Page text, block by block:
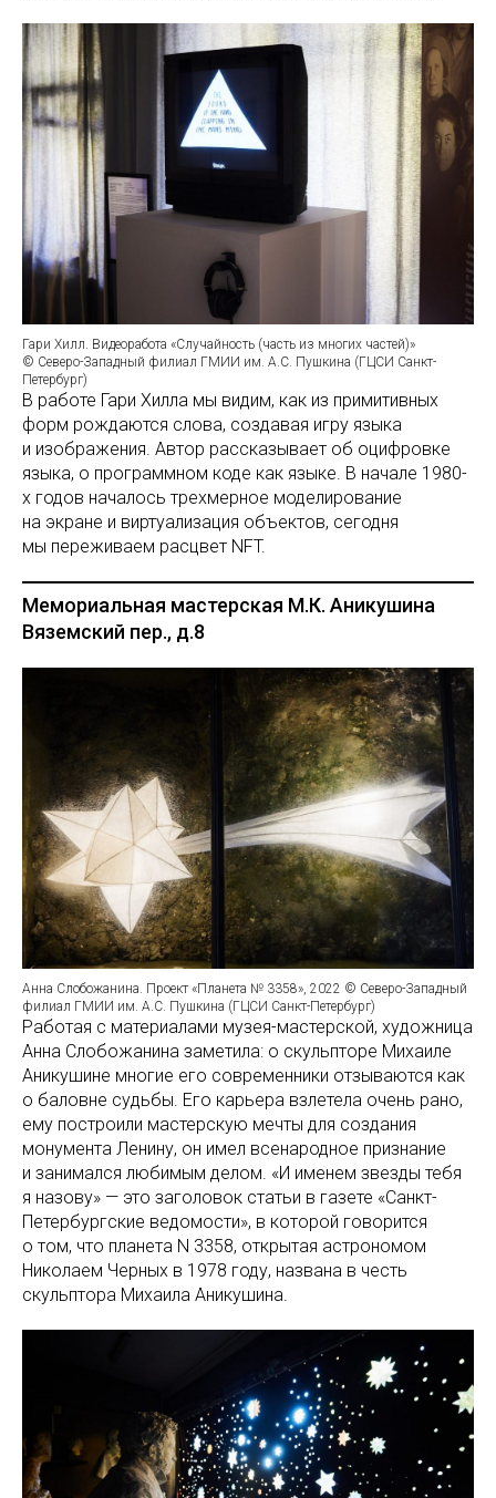
Гари Хилл. Видеоработа «Случайность (часть из многих частей)»
© Северо-Западный филиал ГМИИ им. А.С. Пушкина (ГЦСИ Санкт-
Петербург)
В работе Гари Хилла мы видим, как из примитивных
форм рождаются слова, создавая игру языка
и изображения. Автор рассказывает об оцифровке
языка, о программном коде как языке. В начале 1980-
х годов началось трехмерное моделирование
на экране и виртуализация объектов, сегодня
мы переживаем расцвет NFT.
Мемориальная мастерская М.К. Аникушина
Вяземский пер., д.8
Анна Слобожанина. Проект «Планета № 3358», 2022 © Северо-Западный
филиал ГМИИ им. А.С. Пушкина (ГЦСИ Санкт-Петербург)
Работая с материалами музея-мастерской, художница
Анна Слобожанина заметила: о скульпторе Михаиле
Аникушине многие его современники отзываются как
о баловне судьбы. Его карьера взлетела очень рано,
ему построили мастерскую мечты для создания
монумента Ленину, он имел всенародное признание
и занимался любимым делом. «И именем звезды тебя
я назову» — это заголовок статьи в газете «Санкт-
Петербургские ведомости», в которой говорится
о том, что планета N 3358, открытая астрономом
Николаем Черных в 1978 году, названа в честь
скульптора Михаила Аникушина.